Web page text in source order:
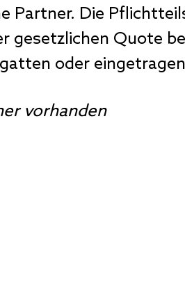
Partner. Die
gesetzlichen Quote
oder
vorhanden